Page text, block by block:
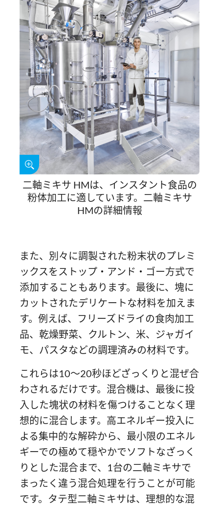
二軸ミキサ HMは、インスタント食品の
粉体加工に適しています。二軸ミキサ
HMの詳細情報
また、別々に調製された粉末状のプレミ
ックスをストップ・アンド・ゴー方式で
添加することもあります。最後に、塊に
カットされたデリケートな材料を加えま
す。例えば、フリーズドライの食肉加工
品、乾燥野菜、クルトン、米、ジャガイ
モ、パスタなどの調理済みの材料です。
これらは10〜20秒ほどざっくりと混ぜ合
わされるだけです。混合機は、最後に投
入した塊状の材料を傷つけることなく理
想的に混合します。高エネルギー投入に
よる集中的な解砕から、最小限のエネル
ギーでの極めて穏やかでソフトなざっく
りとした混合まで、1台の二軸ミキサで
まったく違う混合処理を行うことが可能
です。タテ型二軸ミキサは、理想的な混